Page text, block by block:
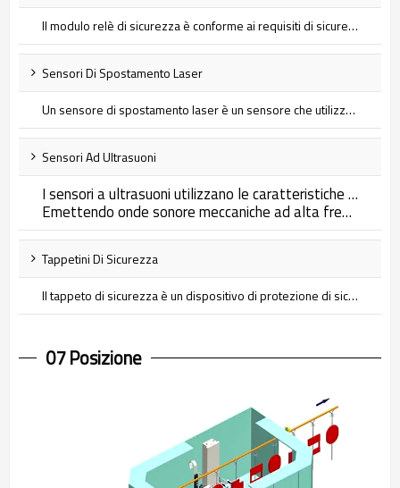
Il modulo relè di sicurezza è conforme ai requisiti di sicurezza EN/ISO13849-1Cat.4 ed è adatto per monitorare vari segnali in siti industriali con elevati requisiti di sicurezza, inclusi segnali di arresto di emergenza, segnali di interruttore di porte di sicurezza, segnali di grate di sicurezza e segnali di barriere fotoelettriche di sicurezza. segnale del pulsante. Lo scopo principale è proteggere gli operatori dei macchinari e i macchinari e le attrezzature esposti a diversi livelli di pericolo.
Sensori Di Spostamento Laser
Un sensore di spostamento laser è un sensore che utilizza la tecnologia laser per misurare la posizione e la distanza degli oggetti. Basato sul principio di funzionamento del tempo di volo e della portata trigonometrica, emettendo un raggio laser su un oggetto bersaglio e tornando indietro nel tempo. Misurando il ritardo temporale (o differenza di fase) e un valore noto della velocità della luce, il sensore può calcolare la distanza tra l'oggetto e il sensore. Può fornire misurazioni senza contatto con elevata precisione e risposta rapida e può essere integrato con altri sensori o sistemi per ottenere attività di misurazione e controllo più complesse.
Sensori Ad Ultrasuoni
I sensori a ultrasuoni utilizzano le caratteristiche delle onde sonore per fornire una soluzione di rilevamento accurata e senza contatto per rilevare lo stato e la distanza degli oggetti.
Emettendo onde sonore meccaniche ad alta frequenza e ricevendo le onde sonore riflesse dagli oggetti incontrati, è possibile ottenere la distanza o lo stato preciso dell'oggetto bersaglio calcolando il tempo o l'energia tra la trasmissione e la ricezione delle onde sonore.
Tappetini Di Sicurezza
Il tappeto di sicurezza è un dispositivo di protezione di sicurezza sensibile alla pressione. Quando viene esercitato un peso minimo impostato sul tappeto di sicurezza, l'interruttore si spegne e il controller invierà un segnale di arresto alla macchina protetta per arrestarne il movimento. Proteggi in modo affidabile gli operatori da vari potenziali pericoli.
07 Posizione